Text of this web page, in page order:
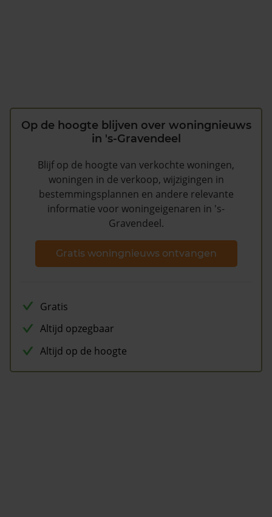
Op de hoogte blijven over woningnieuws
in 's-Gravendeel
Blijf op de hoogte van verkochte woningen,
woningen in de verkoop, wijzigingen in
bestemmingsplannen en andere relevante
informatie voor woningeigenaren in 's-
Gravendeel.
Gratis woningnieuws ontvangen
Gratis
Altijd opzegbaar
Altijd op de hoogte